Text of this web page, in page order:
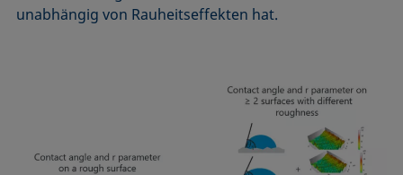
unabhängig von Rauheitseffekten hat.